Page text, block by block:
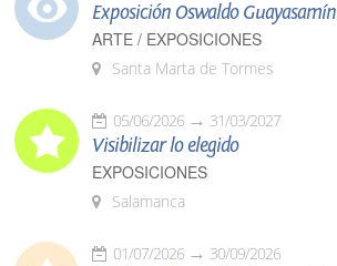
Exposición Oswaldo Guayasamín
ARTE / EXPOSICIONES
Santa Marta de Tormes
05/06/2026 31/03/2027
Visibilizar lo elegido
EXPOSICIONES
Salamanca
01/07/2026 30/09/2026